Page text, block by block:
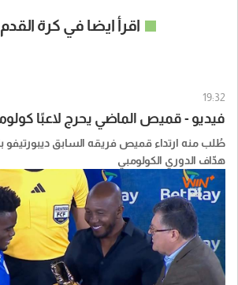
اقرأ ايضا في كرة القدم
19:32
فيديو - قميص الماضي يحرج لاعبًا
طُلب منه ارتداء قميص فريقه السابق ديبورتيفو
هدّاف الدوري الكولومبي